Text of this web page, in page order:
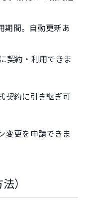
期間。自動更新あ
契約・利用できま
契約に引き継ぎ可
変更を申請できま
）